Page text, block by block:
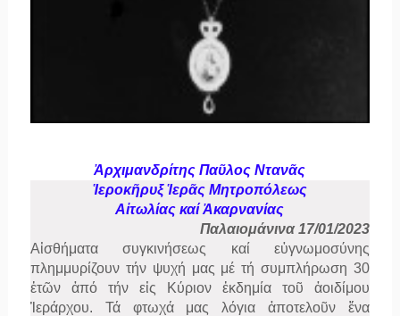
Ἀρχιμανδρίτης Παῦλος Ντανᾶς
Ἱεροκῆρυξ Ἱερᾶς Μητροπόλεως
Αἰτωλίας καί Ἀκαρνανίας
Παλαιομάνινα 17/01/2023
Αἰσθήματα συγκινήσεως καί εὐγνωμοσύνης
πλημμυρίζουν τήν ψυχή μας μέ τή συμπλήρωση 30
ἐτῶν ἀπό τήν εἰς Κύριον ἐκδημία τοῦ ἀοιδίμου
Ἱεράρχου. Τά φτωχά μας λόγια ἀποτελοῦν ἕνα